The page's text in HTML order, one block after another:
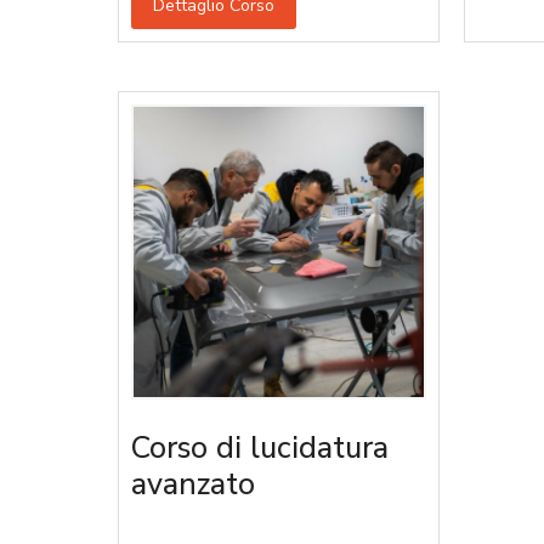
Dettaglio Corso
Corso di lucidatura
avanzato